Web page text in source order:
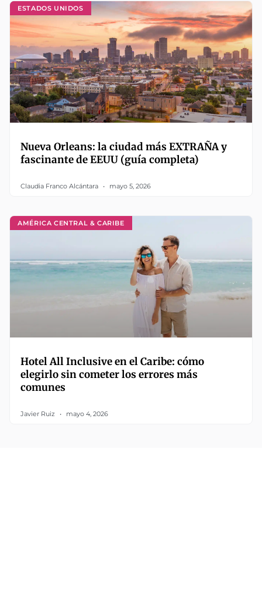
ESTADOS UNIDOS
Nueva Orleans: la ciudad más EXTRAÑA y
fascinante de EEUU (guía completa)
Claudia Franco Alcántara mayo 5, 2026
AMÉRICA CENTRAL & CARIBE
Hotel All Inclusive en el Caribe: cómo
elegirlo sin cometer los errores más
comunes
Javier Ruiz mayo 4, 2026